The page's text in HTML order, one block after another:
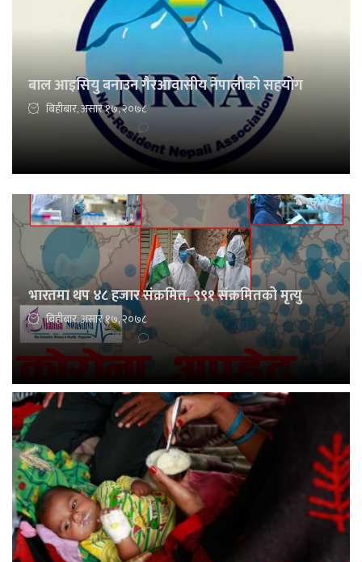
बाल आइसियु बनाउन गैरआवासीय नेपालीको सहयोग
बिहीबार, असार १७, २०७८
भारतमा थप ४८ हजार संक्रमित, ९९१ संक्रमितको मृत्यु
बिहीबार, असार १७, २०७८